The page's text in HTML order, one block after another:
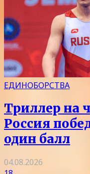
ЕДИНОБОРСТВА
Триллер на
Россия
один балл
04.08.2026